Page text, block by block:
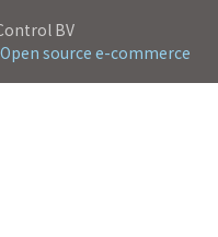
BV
Open source e-commerce